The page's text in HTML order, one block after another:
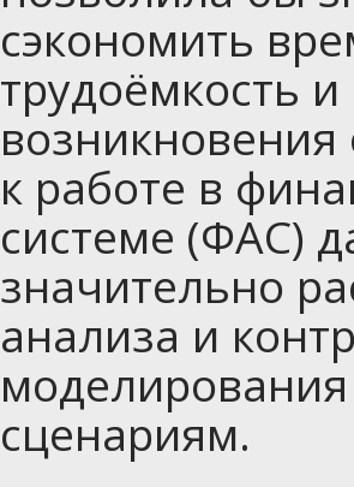
сэкономить
трудоёмкость
к работе в
системе (ФАС)
значительно
анализа и
сценариям.